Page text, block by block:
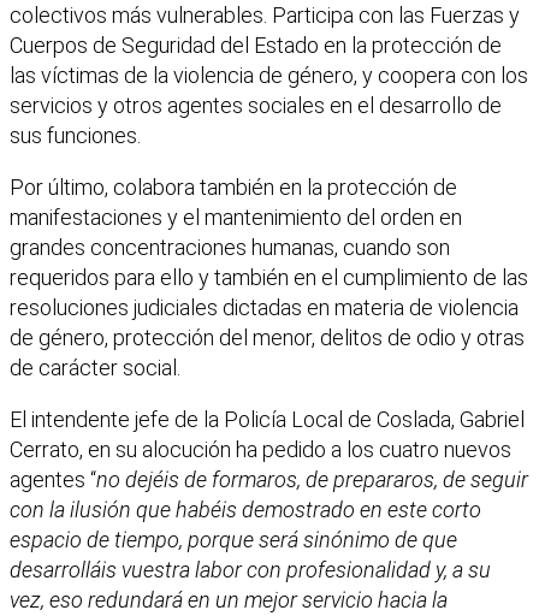
colectivos más vulnerables. Participa con las Fuerzas y
Cuerpos de Seguridad del Estado en la protección de
las víctimas de la violencia de género, y coopera con los
servicios y otros agentes sociales en el desarrollo de
sus funciones.
Por último, colabora también en la protección de
manifestaciones y el mantenimiento del orden en
grandes concentraciones humanas, cuando son
requeridos para ello y también en el cumplimiento de las
resoluciones judiciales dictadas en materia de violencia
de género, protección del menor, delitos de odio y otras
de carácter social.
El intendente jefe de la Policía Local de Coslada, Gabriel
Cerrato, en su alocución ha pedido a los cuatro nuevos
agentes “no dejéis de formaros, de prepararos, de seguir
con la ilusión que habéis demostrado en este corto
espacio de tiempo, porque será sinónimo de que
desarrolláis vuestra labor con profesionalidad y, a su
vez, eso redundará en un mejor servicio hacia la